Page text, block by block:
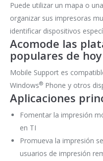
Puede utilizar un mapa o
organizar sus impresoras
identificar dispositivos
Acomode las
populares de hoy
Mobile Support es
Windows® Phone y otros
Aplicaciones
Fomentar la impresión
en TI
Promueva la impresión
usuarios de impresión